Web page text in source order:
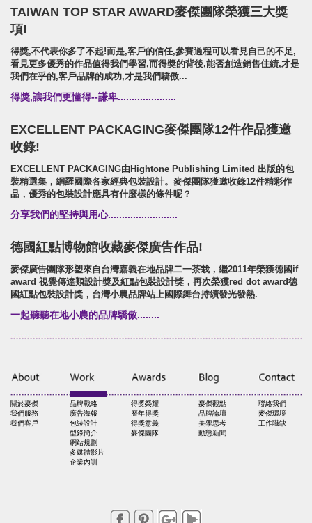
開廣集團/SUPER ARMOR/品牌形象識別/產品拍
攝策略
TAIWAN TOP STAR AWARD麥傑團隊榮獲三大獎
項!
得獎,不代表你多了不起!而是,客戶的信任,參賽過程可以看見自己的不足,
看見更多優秀的作品值得我們學習,而得獎的背後,能否創造銷售佳績,才是
我們在乎的,客戶品牌的成功,才是我們驕傲...
得獎,讓我們更懂得--謙卑.....................
EXCELLENT PACKAGING麥傑團隊12件作品獲邀
收錄!
EXCELLENT PACKAGING由Hightone Publishing Limited 出版的包
裝精選集，網羅國際各家經典包裝設計。麥傑團隊獲邀收錄12件精彩作
品，優秀的包裝設計應具有什麼樣的條件呢？
分享我們的堅持與用心.........................
德國紅點博物館收藏麥傑廣告作品!
麥傑廣告團隊形塑來自台灣嘉義在地品牌二一茶栽，繼2011年榮獲德國if
award 視覺傳達類設計獎及紅點包裝設計獎，再次榮獲red dot award德
國紅點包裝設計獎，台灣小農品牌站上國際舞台持續發光發熱.
一起聽聽在地小農的品牌驕傲........
關於麥傑
我們服務
我們客戶
品牌戰略
廣告海報
包裝設計
型錄簡介
網站規劃
多媒體影片
企業內訓
得獎榮耀
歷年得獎
得獎意義
麥傑團隊
麥傑觀點
品牌論壇
美學思考
動態新聞
聯絡我們
麥傑環境
工作職缺